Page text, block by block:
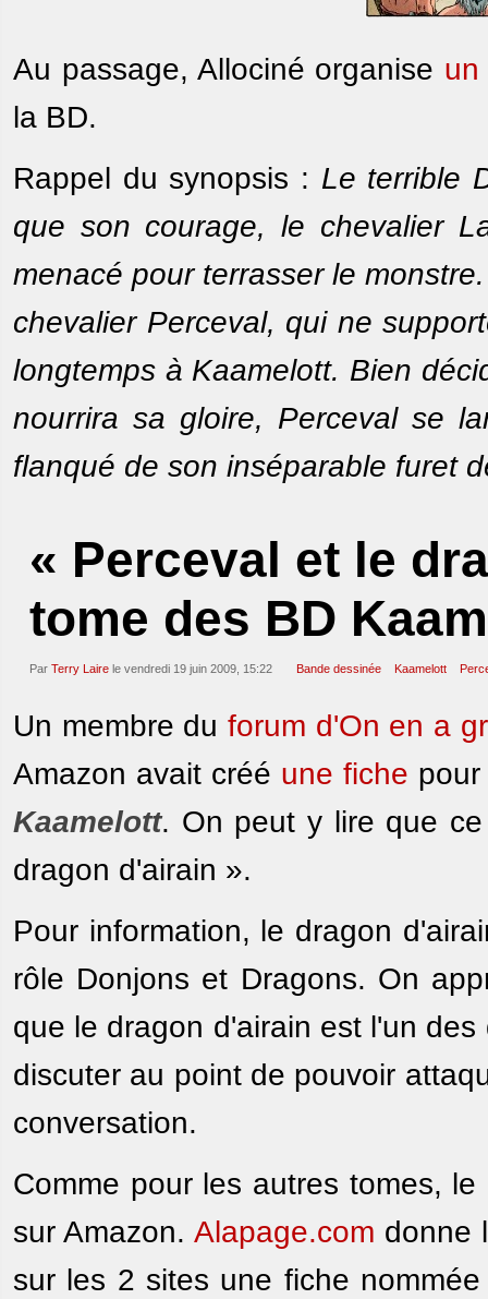
Au passage, Allociné organise un
la BD.
Rappel du synopsis : Le terrible
que son courage, le chevalier
menacé pour terrasser le
chevalier Perceval, qui ne
longtemps à Kaamelott. Bien
nourrira sa gloire, Perceval se
flanqué de son inséparable furet
« Perceval et le
tome des BD
Par Terry Laire le vendredi 19 juin 2009, 15:22 Bande dessinée Kaamelott
Un membre duforum d'On en a
Amazon avait créé une fiche
Kaamelott. On peut y lire que
dragon d'airain ».
Pour information, le dragon
rôle Donjons et Dragons. On
que le dragon d'airain est l'un
discuter au point de pouvoir
conversation.
Comme pour les autres tomes,
sur Amazon. Alapage.com donne
sur les 2 sites une fiche